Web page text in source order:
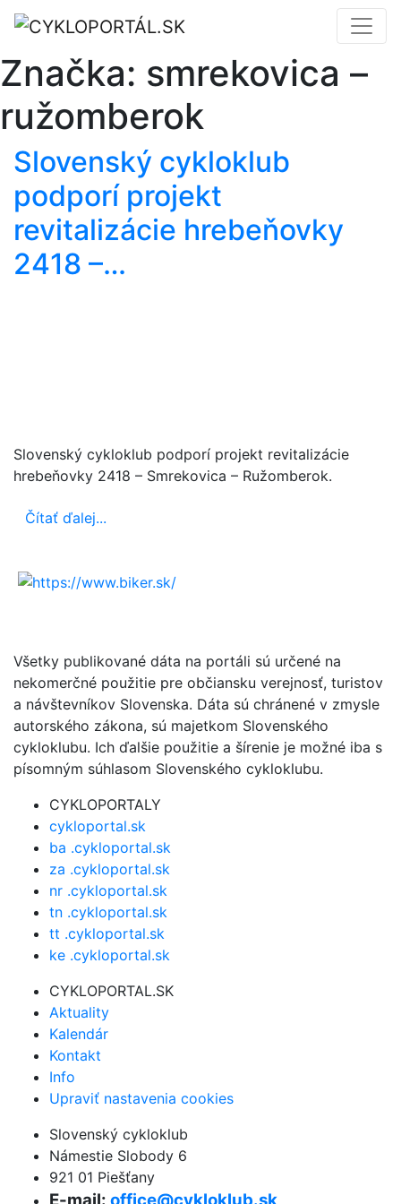
Značka: smrekovica –
ružomberok
Slovenský cykloklub
podporí projekt
revitalizácie hrebeňovky
2418 –…
Slovenský cykloklub podporí projekt revitalizácie
hrebeňovky 2418 – Smrekovica – Ružomberok.
Čítať ďalej...
Všetky publikované dáta na portáli sú určené na
nekomerčné použitie pre občiansku verejnosť, turistov
a návštevníkov Slovenska. Dáta sú chránené v zmysle
autorského zákona, sú majetkom Slovenského
cykloklubu. Ich ďalšie použitie a šírenie je možné iba s
písomným súhlasom Slovenského cykloklubu.
CYKLOPORTALY
cykloportal.sk
ba .cykloportal.sk
za .cykloportal.sk
nr .cykloportal.sk
tn .cykloportal.sk
tt .cykloportal.sk
ke .cykloportal.sk
CYKLOPORTAL.SK
Aktuality
Kalendár
Kontakt
Info
Upraviť nastavenia cookies
Slovenský cykloklub
Námestie Slobody 6
921 01 Piešťany